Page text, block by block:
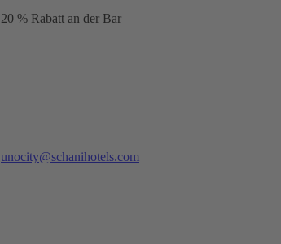
20 % Rabatt an der Bar
unocity@schanihotels.com